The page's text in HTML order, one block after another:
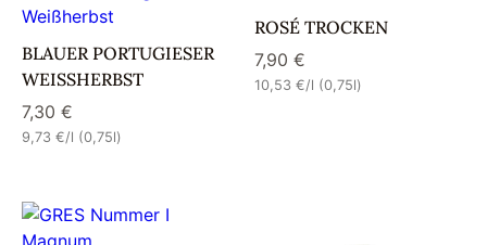
BLAUER PORTUGIESER
WEISSHERBST
7,30 €
9,73 €/l (0,75l)
ROSÉ TROCKEN
7,90 €
10,53 €/l (0,75l)